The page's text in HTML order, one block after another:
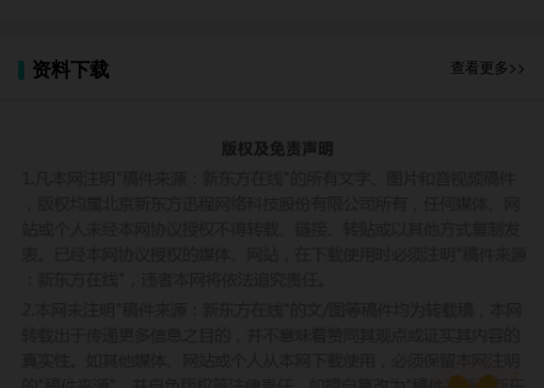
政府和学校来说，以上三种“禁令”表述略有不同，究
竟执行哪个版本？这恐怕需要有关方面进行明确——
资料下载 查看更多>>